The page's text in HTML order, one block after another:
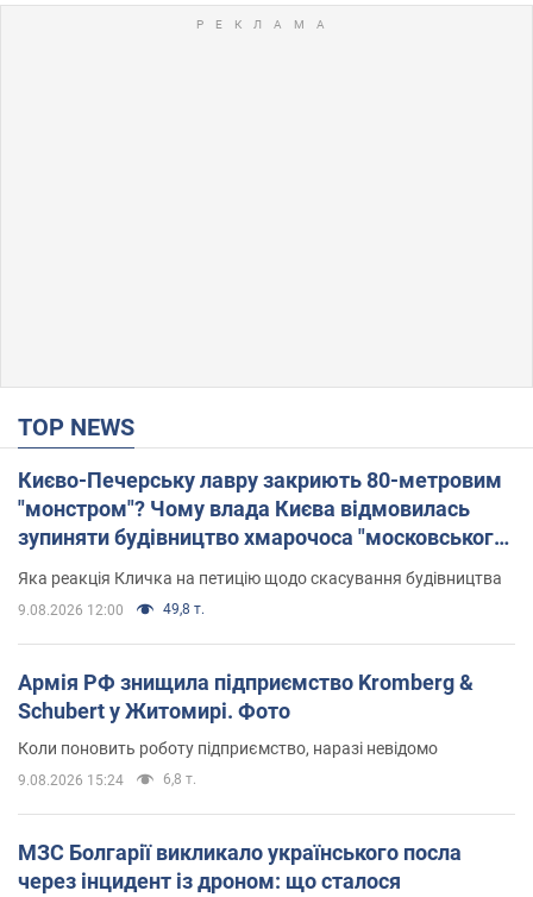
TOP NEWS
Києво-Печерську лавру закриють 80-метровим
"монстром"? Чому влада Києва відмовилась
зупиняти будівництво хмарочоса "московського
вірянина"
Яка реакція Кличка на петицію щодо скасування будівництва
9.08.2026 12:00 49,8 т.
Армія РФ знищила підприємство Kromberg &
Schubert у Житомирі. Фото
Коли поновить роботу підприємство, наразі невідомо
9.08.2026 15:24 6,8 т.
МЗС Болгарії викликало українського посла
через інцидент із дроном: що сталося